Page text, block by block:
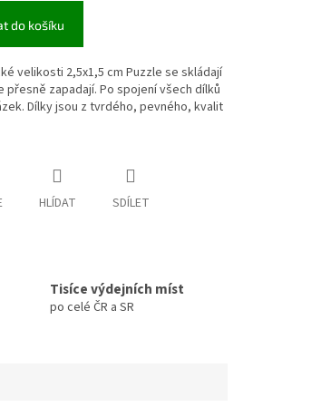
do košíku
velikosti 2,5x1,5 cm Puzzle se skládají
přesně zapadají. Po spojení všech dílků
Dílky jsou z tvrdého, pevného, kvalit
HLÍDAT SDÍLET
Tisíce výdejních míst
po celé ČR a SR